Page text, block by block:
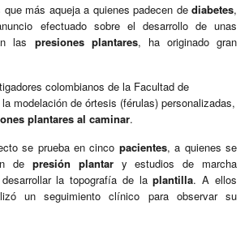
que más aqueja a quienes padecen de diabetes,
efectuado sobre el desarrollo de unas
las presiones plantares, ha originado gran
colombianos de la Facultad de
modelación de órtesis (férulas) personalizadas,
plantares al caminar.
se prueba en cinco pacientes, a quienes se
de presión plantary estudios de marcha
desarrollar la topografía de laplantilla. A ellos
un seguimiento clínico para observar su